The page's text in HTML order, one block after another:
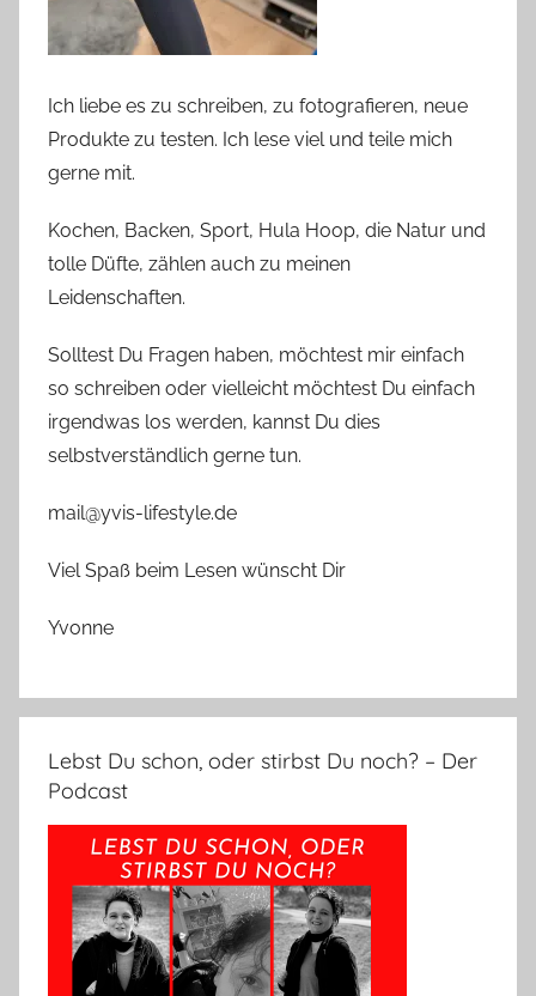
Ich liebe es zu schreiben, zu fotografieren, neue
Produkte zu testen. Ich lese viel und teile mich
gerne mit.
Kochen, Backen, Sport, Hula Hoop, die Natur und
tolle Düfte, zählen auch zu meinen
Leidenschaften.
Solltest Du Fragen haben, möchtest mir einfach
so schreiben oder vielleicht möchtest Du einfach
irgendwas los werden, kannst Du dies
selbstverständlich gerne tun.
mail@yvis-lifestyle.de
Viel Spaß beim Lesen wünscht Dir
Yvonne
Lebst Du schon, oder stirbst Du noch? – Der
Podcast